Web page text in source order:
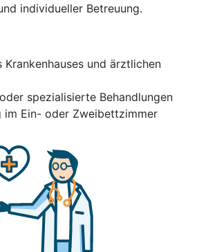
individueller Betreuung.
Krankenhauses und ärztlichen
spezialisierte Behandlungen
im Ein- oder Zweibettzimmer